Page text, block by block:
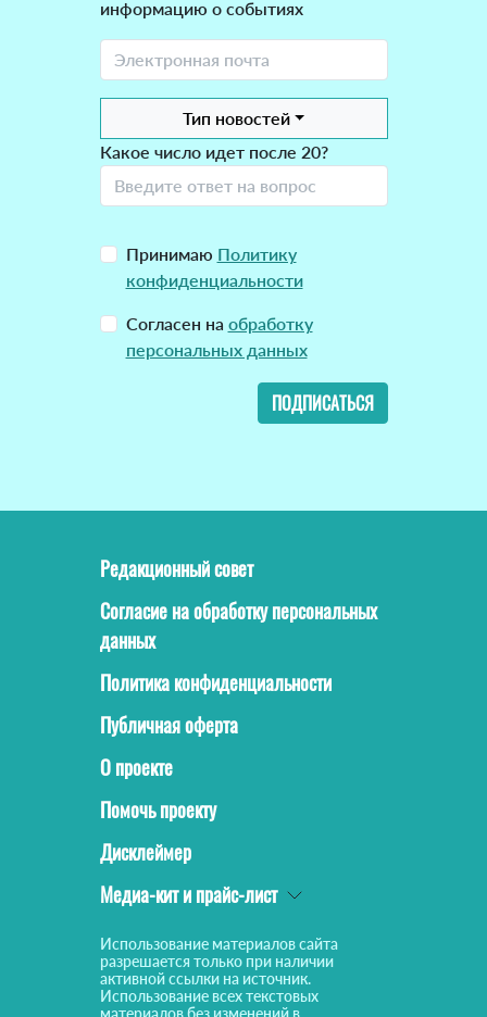
информацию о событиях
Тип новостей
Какое число идет после 20?
Принимаю Политику
конфиденциальности
Согласен на обработку
персональных данных
ПОДПИСАТЬСЯ
Редакционный совет
Согласие на обработку персональных
данных
Политика конфиденциальности
Публичная оферта
О проекте
Помочь проекту
Дисклеймер
Медиа-кит и прайс-лист
Использование материалов сайта
разрешается только при наличии
активной ссылки на источник.
Использование всех текстовых
материалов без изменений в